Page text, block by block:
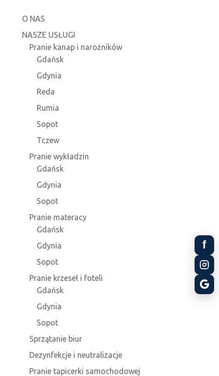
O NAS
NASZE USŁUGI
Pranie kanap i narożników
Gdańsk
Gdynia
Reda
Rumia
Sopot
Tczew
Pranie wykładzin
Gdańsk
Gdynia
Sopot
Pranie materacy
Gdańsk
Gdynia
Sopot
Pranie krzeseł i foteli
Gdańsk
Gdynia
Sopot
Sprzątanie biur
Dezynfekcje i neutralizacje
Pranie tapicerki samochodowej
f